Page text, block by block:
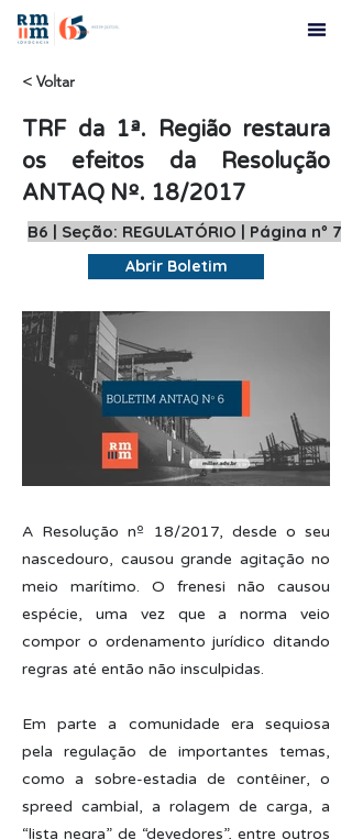
< Voltar
TRF da 1ª. Região restaura
os efeitos da Resolução
ANTAQ Nº. 18/2017
B6 | Seção: REGULATÓRIO | Página nº 7
Abrir Boletim
A Resolução nº 18/2017, desde o seu
nascedouro, causou grande agitação no
meio marítimo. O frenesi não causou
espécie, uma vez que a norma veio
compor o ordenamento jurídico ditando
regras até então não insculpidas.
Em parte a comunidade era sequiosa
pela regulação de importantes temas,
como a sobre-estadia de contêiner, o
spreed cambial, a rolagem de carga, a
“lista negra” de “devedores”, entre outros